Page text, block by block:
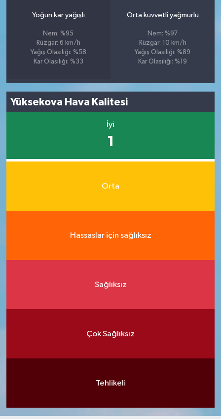
Yoğun kar yağışlı
Nem: %95
Rüzgar: 6 km/h
Yağış Olasılığı: %58
Kar Olasılığı: %33
Orta kuvvetli yağmurlu
Nem: %97
Rüzgar: 10 km/h
Yağış Olasılığı: %89
Kar Olasılığı: %19
Yüksekova Hava Kalitesi
İyi
1
Orta
Hassaslar için sağlıksız
Sağlıksız
Çok Sağlıksız
Tehlikeli